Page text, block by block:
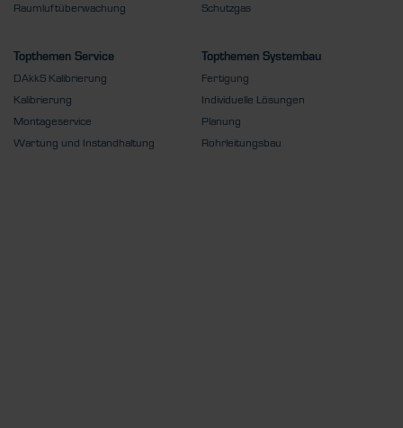
Raumluftüberwachung
Schutzgas
Topthemen Service
DAkkS Kalibrierung
Kalibrierung
Montageservice
Wartung und Instandhaltung
Topthemen Systembau
Fertigung
Individuelle Lösungen
Planung
Rohrleitungsbau